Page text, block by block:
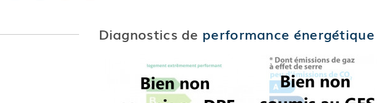
Diagnostics de performance énergétique